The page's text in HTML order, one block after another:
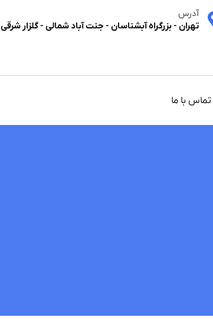
آدرس
تهران - بزرگراه آبشناسان - جنت آباد شمالی - گلزار شرقی
تماس با ما